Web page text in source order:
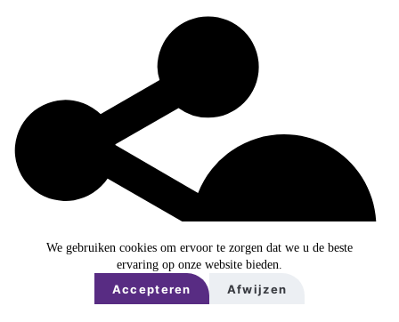
We gebruiken cookies om ervoor te zorgen dat we u de beste
ervaring op onze website bieden.
Accepteren Afwijzen